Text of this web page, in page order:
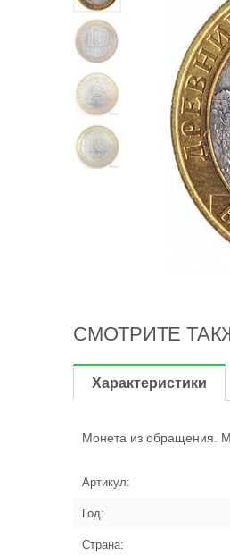
СМОТРИТЕ
Характеристики
Монета из обращения.
Артикул:
Год:
Страна: